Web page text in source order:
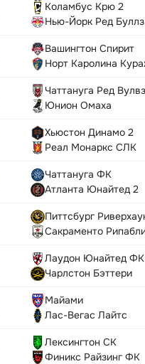
Коламбус Крю 2
Нью-Йорк Ред
Вашингтон Спирит
Норт Каролина
Чаттануга Ред
Юнион Омаха
Хьюстон Динамо 2
Реал Монаркс СЛК
Чаттануга ФК
Атланта Юнайтед 2
Питтсбург
Сакраменто
Лаудон Юнайтед ФК
Чарлстон Бэттери
Майами
Лас-Вегас Лайтс
Лексингтон СК
Финикс Райзинг ФК